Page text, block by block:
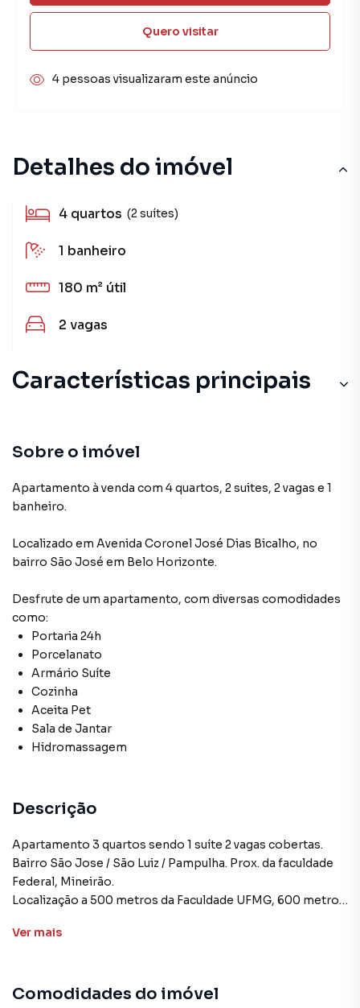
Detalhes do imóvel
4 quartos (2 suítes)
1 banheiro
180 m² útil
2 vagas
Características principais
Aceita Pet
Hidromassagem
Armário no Quarto
Sobre o imóvel
Apartamento à venda com 4 quartos, 2 suites, 2 vagas e 1
banheiro.
Localizado em Avenida Coronel José Dias Bicalho, no
bairro São José em Belo Horizonte.
Desfrute de um apartamento, com diversas comodidades
como:
Portaria 24h
Porcelanato
Armário Suíte
Cozinha
Aceita Pet
Sala de Jantar
Hidromassagem
Descrição
Apartamento 3 quartos sendo 1 suíte 2 vagas cobertas.
Bairro São Jose / São Luiz / Pampulha. Prox. da faculdade
Federal, Mineirão.
Localização a 500 metros da Faculdade UFMG, 600 metros
Mineirão, 850 metros da Orla da Lagoa da Pampulha.
área de serviço separada, DCE ( quarto e banheiro de
Ver mais
Comodidades do imóvel
Quero visitar
4 pessoas visualizaram este anúncio